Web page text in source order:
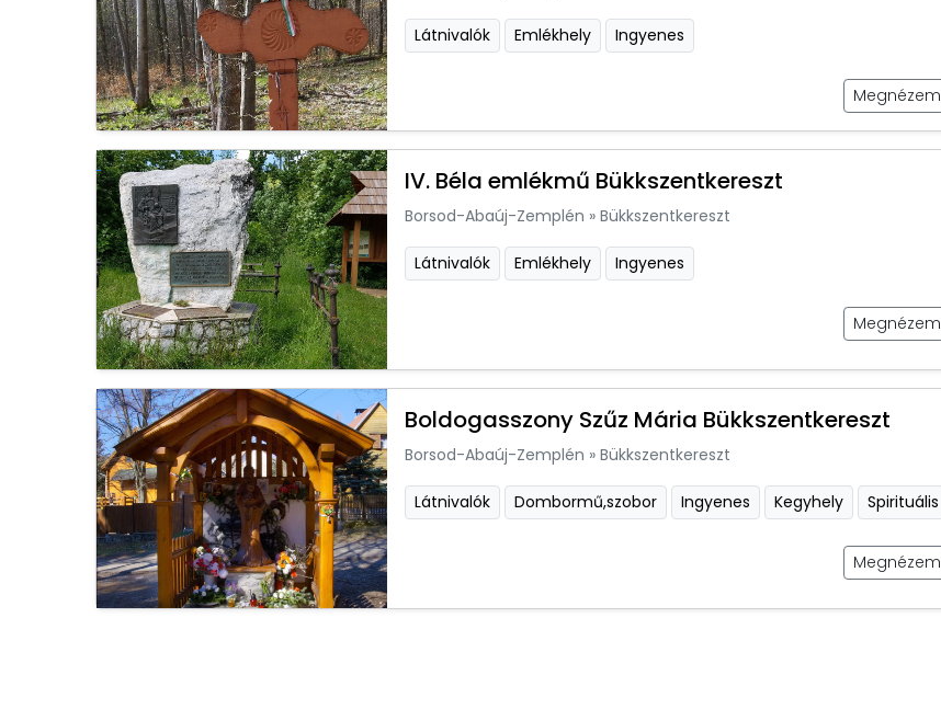
Látnivalók Emlékhely Ingyenes
Megnézem
IV. Béla emlékmű Bükkszentkereszt
Borsod-Abaúj-Zemplén » Bükkszentkereszt
Látnivalók Emlékhely Ingyenes
Megnézem
Boldogasszony Szűz Mária Bükkszentkereszt
Borsod-Abaúj-Zemplén » Bükkszentkereszt
Látnivalók Dombormű,szobor Ingyenes Kegyhely Spirituális
Megnézem